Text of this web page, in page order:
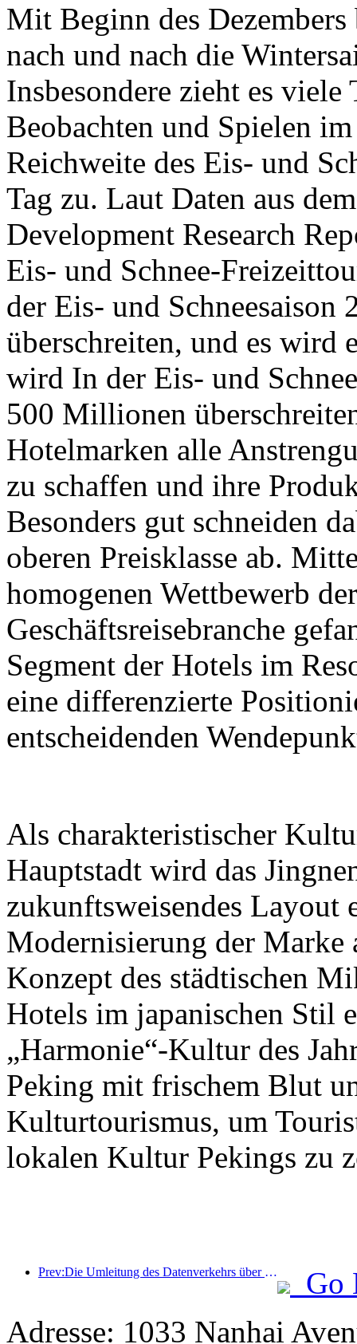
Mit Beginn des
nach und nach die
Insbesondere zieht es viele
Beobachten und Spielen
Reichweite des Eis- und
Tag zu. Laut Daten aus
Development Research
Eis- und Schnee-
der Eis- und
überschreiten, und es wird
wird In der Eis- und
500 Millionen
Hotelmarken alle
zu schaffen und ihre
Besonders gut schneiden
oberen Preisklasse ab.
homogenen Wettbewerb
Geschäftsreisebranche
Segment der Hotels im
eine differenzierte
entscheidenden
Als charakteristischer
Hauptstadt wird das
zukunftsweisendes Layout
Modernisierung der Marke
Konzept des städtischen
Hotels im japanischen Stil
„Harmonie“-Kultur des
Peking mit frischem Blut
Kulturtourismus, um
lokalen Kultur Pekings zu
Prev:Die Umleitung des Datenverkehrs über alle Medien trägt zur Erneuerung alter Geschäfte bei und schafft ein neues Modell des „Null-Hochlaufs“
Go
Adresse: 1033 Nanhai